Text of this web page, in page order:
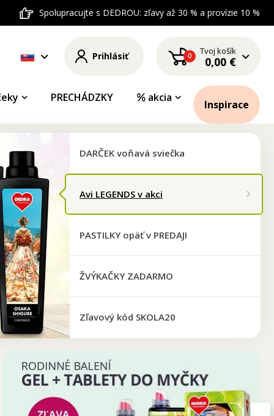
Spolupracujte s DEDROU: zľavy až 30 % a provízie 10 %
Prihlásiť 0 Tvoj košík
0,00 €
PRECHÁDZKY akcia
Inspirace
OPÄŤ V PREDAJI
PASTILKY v príchutiach
DARČEK voňavá sviečka
Avi LEGENDS v akci
PASTILKY opäť v PREDAJI
ŽVÝKAČKY ZADARMO
Zľavový kód SKOLA20